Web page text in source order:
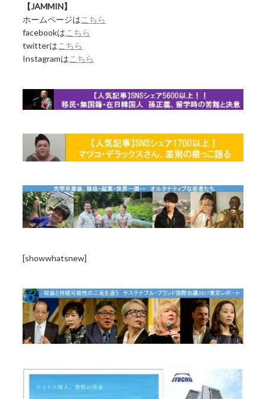
【JAMMIN】
ホームページはこちら
facebookはこちら
twitterはこちら
Instagramはこちら
[showwhatsnew]